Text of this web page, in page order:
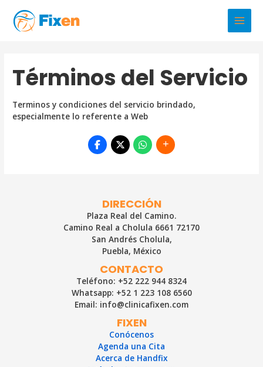
contenido
Main
Términos del Servicio
Terminos y condiciones del servicio brindado,
especialmente lo referente a Web
DIRECCIÓN
Plaza Real del Camino.
Camino Real a Cholula 6661 72170
San Andrés Cholula,
Puebla, México
CONTACTO
Teléfono: +52 222 944 8324
Whatsapp: +52 1 223 108 6560
Email: info@clinicafixen.com
FIXEN
Conócenos
Agenda una Cita
Acerca de Handfix